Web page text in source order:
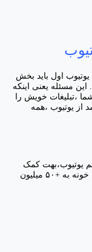
اول باید بخش
مسئله یعنی اینکه
،تبلیغات خویش را
از یوتیوب ،همه
یوتیوب،بهت کمک
میکنم با فعالیت حرفه‌ای تو یوتیوب تو ۳ ماه از کف خونه به +۵۰ میلیون